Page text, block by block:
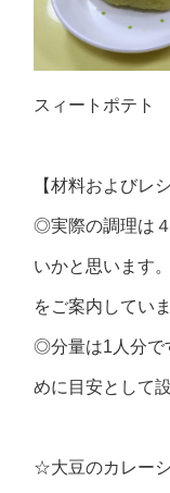
スィートポテト
【材料およびレ
◎実際の調理は
いかと思います
をご案内していま
◎分量は1人分で
めに目安として
☆大豆のカレー